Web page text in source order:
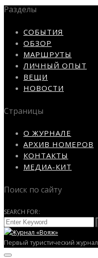
Разделы
СОБЫТИЯ
ОБЗОР
МАРШРУТЫ
ЛИЧНЫЙ ОПЫТ
ВЕЩИ
НОВОСТИ
Страницы
О ЖУРНАЛЕ
АРХИВ НОМЕРОВ
КОНТАКТЫ
МЕДИА-КИТ
Поиск по сайту
SEARCH FOR:
Первый туристический журнал